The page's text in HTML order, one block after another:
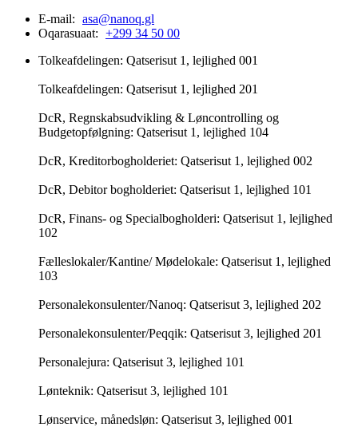
E-mail: asa@nanoq.gl
Oqarasuaat: +299 34 50 00
Tolkeafdelingen: Qatserisut 1, lejlighed 001
Tolkeafdelingen: Qatserisut 1, lejlighed 201
DcR, Regnskabsudvikling & Løncontrolling og
Budgetopfølgning: Qatserisut 1, lejlighed 104
DcR, Kreditorbogholderiet: Qatserisut 1, lejlighed 002
DcR, Debitor bogholderiet: Qatserisut 1, lejlighed 101
DcR, Finans- og Specialbogholderi: Qatserisut 1, lejlighed
102
Fælleslokaler/Kantine/ Mødelokale: Qatserisut 1, lejlighed
103
Personalekonsulenter/Nanoq: Qatserisut 3, lejlighed 202
Personalekonsulenter/Peqqik: Qatserisut 3, lejlighed 201
Personalejura: Qatserisut 3, lejlighed 101
Lønteknik: Qatserisut 3, lejlighed 101
Lønservice, månedsløn: Qatserisut 3, lejlighed 001